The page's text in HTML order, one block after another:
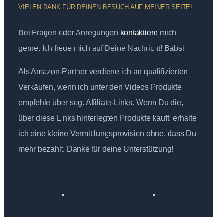
VIELEN DANK FÜR DEINEN BESUCH AUF MEINER SEITE!
Bei Fragen oder Anregungen kontaktiere mich
gerne. Ich freue mich auf Deine Nachricht! Babsi
Als Amazon-Partner verdiene ich an qualifizierten
Verkäufen, wenn ich unter den Videos Produkte
empfehle über sog. Affiliate-Links. Wenn Du die,
über diese Links hinterlegten Produkte kauft, erhalte
ich eine kleine Vermittlungsprovision ohne, dass Du
mehr bezahlt. Danke für deine Unterstützung!